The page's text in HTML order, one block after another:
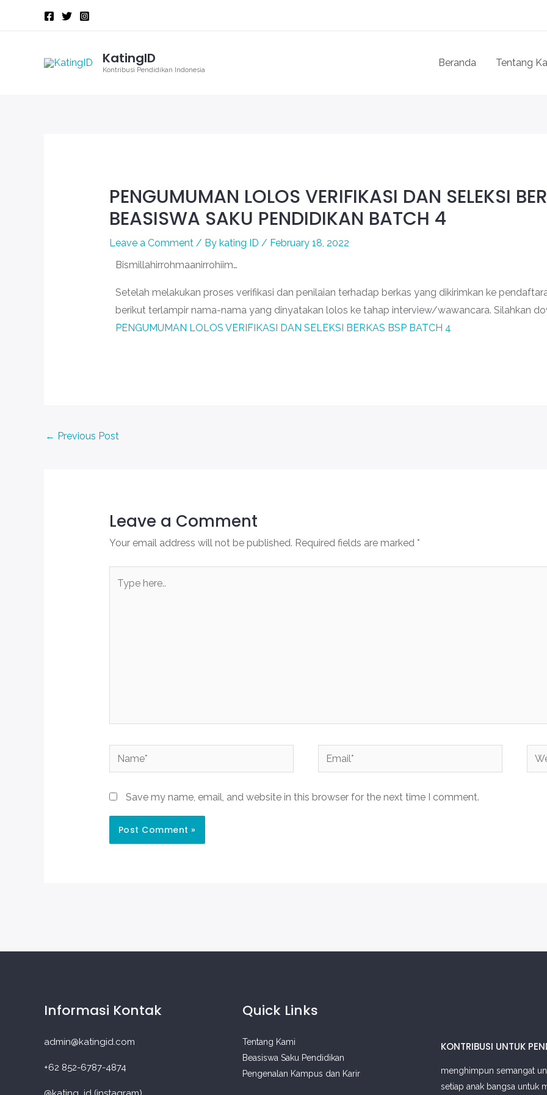
KatingID
Kontribusi Pendidikan Indonesia
Beranda Tentang
PENGUMUMAN LOLOS VERIFIKASI DAN SELEKSI
BEASISWA SAKU PENDIDIKAN BATCH 4
Leave a Comment / By kating ID / February 18, 2022
Bismillahirrohmaanirrohiim…
Setelah melakukan proses verifikasi dan penilaian terhadap berkas yang dikirimkan ke
berikut terlampir nama-nama yang dinyatakan lolos ke tahap interview/wawancara. Silahkan
PENGUMUMAN LOLOS VERIFIKASI DAN SELEKSI BERKAS BSP BATCH 4
← Previous Post
Leave a Comment
Your email address will not be published. Required fields are marked *
here..
Name* Email*
Save my name, email, and website in this browser for the next time I comment.
Informasi Kontak
admin@katingid.com
+62 852-6787-4874
Quick Links
Tentang Kami
Beasiswa Saku Pendidikan
Pengenalan Kampus dan Karir
KONTRIBUSI UNTUK
menghimpun semangat
setiap anak bangsa untuk